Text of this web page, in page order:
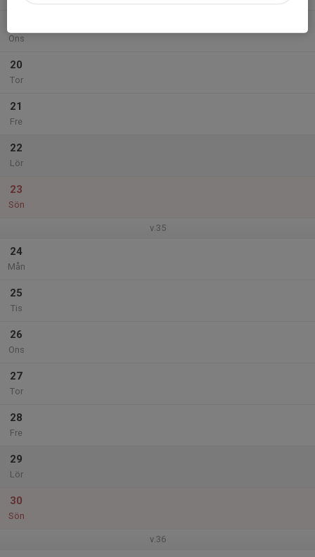
Ons
20
Tor
21
Fre
22
Lör
23
Sön
v.35
24
Mån
25
Tis
26
Ons
27
Tor
28
Fre
29
Lör
30
Sön
v.36